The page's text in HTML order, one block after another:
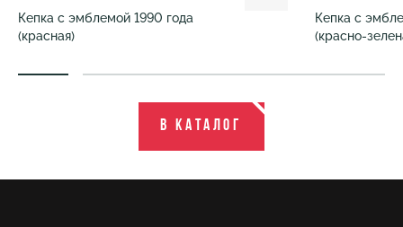
Кепка с эмблемой 1990 года
(красная)
Кепка с
(красно-
В каталог